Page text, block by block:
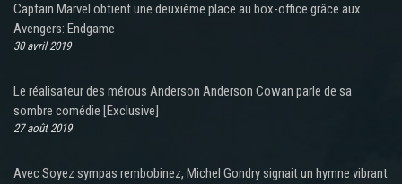
Captain Marvel obtient une deuxième place au box-office grâce aux
Avengers: Endgame
30 avril 2019
Le réalisateur des mérous Anderson Anderson Cowan parle de sa
sombre comédie [Exclusive]
27 août 2019
Avec Soyez sympas rembobinez, Michel Gondry signait un hymne vibrant